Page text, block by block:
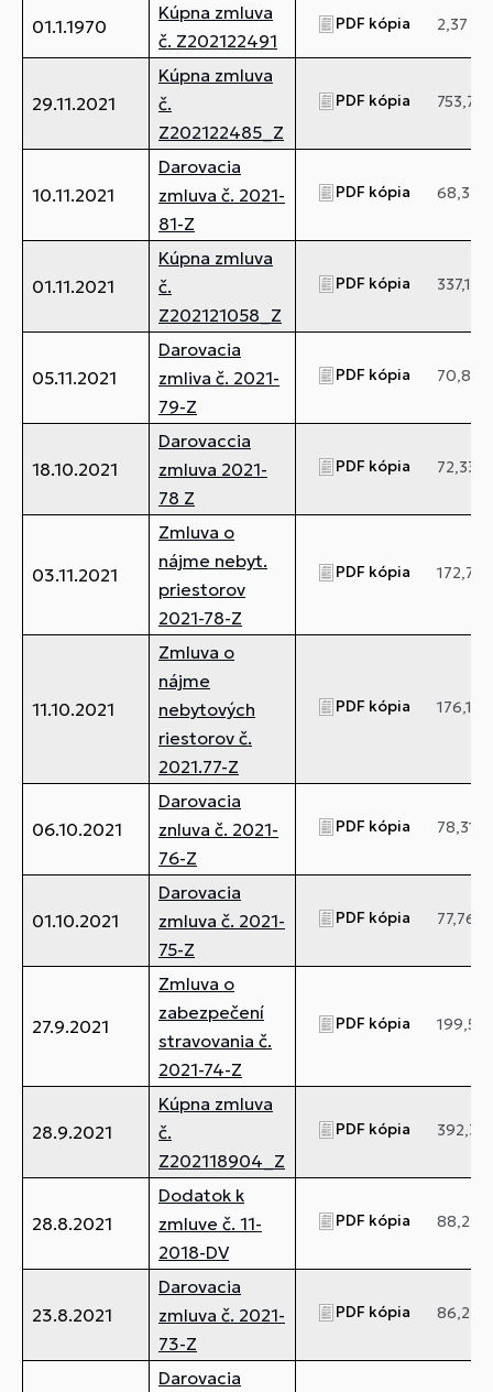
01.1.1970
Kúpna zmluva
č. Z202122491
PDF kópia 2,37
29.11.2021
Kúpna zmluva
č.
Z202122485_Z
PDF kópia 753,71
10.11.2021
Darovacia
zmluva č. 2021-
81-Z
PDF kópia 68,34
01.11.2021
Kúpna zmluva
č.
Z202121058_Z
PDF kópia 337,18
05.11.2021
Darovacia
zmliva č. 2021-
79-Z
PDF kópia 70,81
18.10.2021
Darovaccia
zmluva 2021-
78 Z
PDF kópia 72,33
03.11.2021
Zmluva o
nájme nebyt.
priestorov
2021-78-Z
PDF kópia 172,76
11.10.2021
Zmluva o
nájme
nebytových
riestorov č.
2021.77-Z
PDF kópia 176,15
06.10.2021
Darovacia
znluva č. 2021-
76-Z
PDF kópia 78,31
01.10.2021
Darovacia
zmluva č. 2021-
75-Z
PDF kópia 77,76
27.9.2021
Zmluva o
zabezpečení
stravovania č.
2021-74-Z
PDF kópia 199,58
28.9.2021
Kúpna zmluva
č.
Z202118904_Z
PDF kópia 392,31
28.8.2021
Dodatok k
zmluve č. 11-
2018-DV
PDF kópia 88,23
23.8.2021
Darovacia
zmluva č. 2021-
73-Z
PDF kópia 86,27
Darovacia